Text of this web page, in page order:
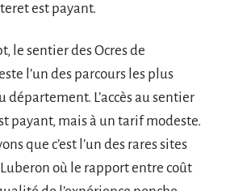
est payant.
le sentier des Ocres de
l’un des parcours les plus
département. L’accès au sentier
payant, mais à un tarif modeste.
que c’est l’un des rares sites
où le rapport entre coût